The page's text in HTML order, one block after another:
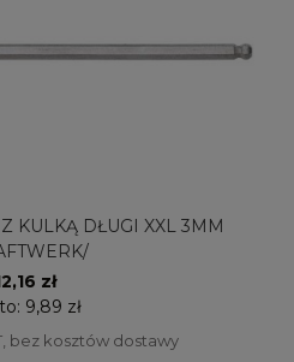
KULKĄ DŁUGI XXL 3MM
zł
9,89 zł
bez kosztów dostawy